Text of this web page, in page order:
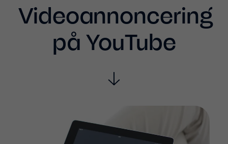
Videoannoncering
på YouTube